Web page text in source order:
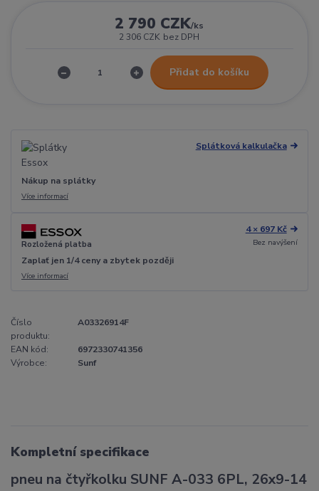
2 790 CZK/ks
2 306 CZK bez DPH
Přidat do košíku
Splátková kalkulačka
Nákup na splátky
Více informací
Rozložená platba
4 × 697 Kč
Bez navýšení
Zaplať jen 1/4 ceny a zbytek později
Více informací
Číslo
produktu:
A03326914F
EAN kód:
6972330741356
Výrobce:
Sunf
Kompletní specifikace
pneu na čtyřkolku SUNF A-033 6PL, 26x9-14